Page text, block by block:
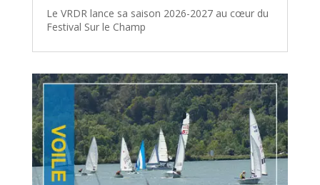
Le VRDR lance sa saison 2026-2027 au cœur du
Festival Sur le Champ